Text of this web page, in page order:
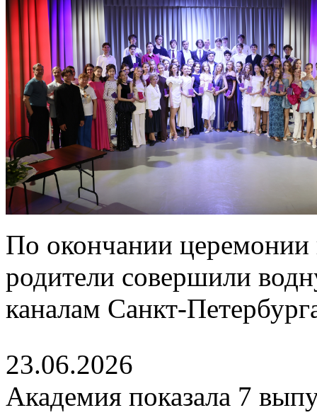
По окончании церемонии
родители совершили
каналам Санкт-
23.06.2026
Академия показала 7